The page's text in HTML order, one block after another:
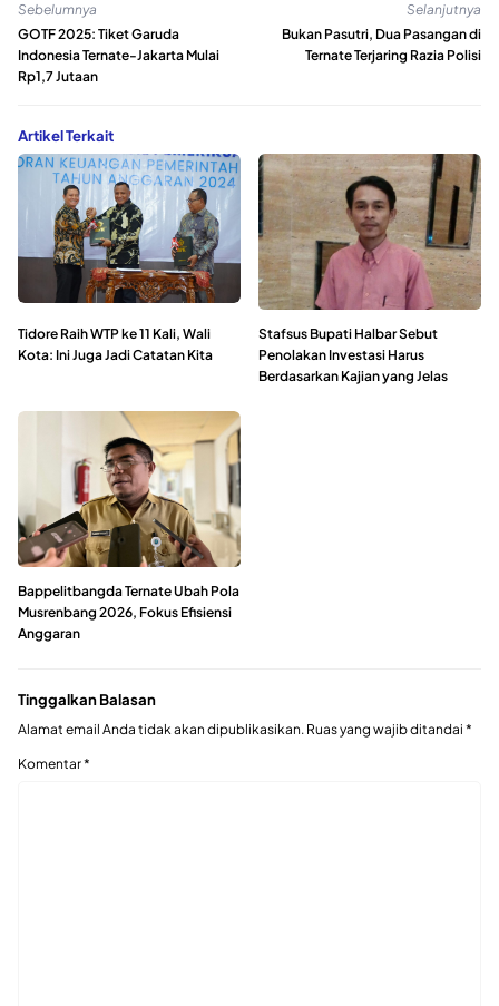
Sebelumnya
GOTF 2025: Tiket Garuda
Indonesia Ternate-Jakarta Mulai
Rp1,7 Jutaan
Selanjutnya
Bukan Pasutri, Dua Pasangan di
Ternate Terjaring Razia Polisi
Artikel Terkait
Tidore Raih WTP ke 11 Kali, Wali
Kota: Ini Juga Jadi Catatan Kita
Stafsus Bupati Halbar Sebut
Penolakan Investasi Harus
Berdasarkan Kajian yang Jelas
Bappelitbangda Ternate Ubah Pola
Musrenbang 2026, Fokus Efisiensi
Anggaran
Tinggalkan Balasan
Alamat email Anda tidak akan dipublikasikan. Ruas yang wajib ditandai *
Komentar*